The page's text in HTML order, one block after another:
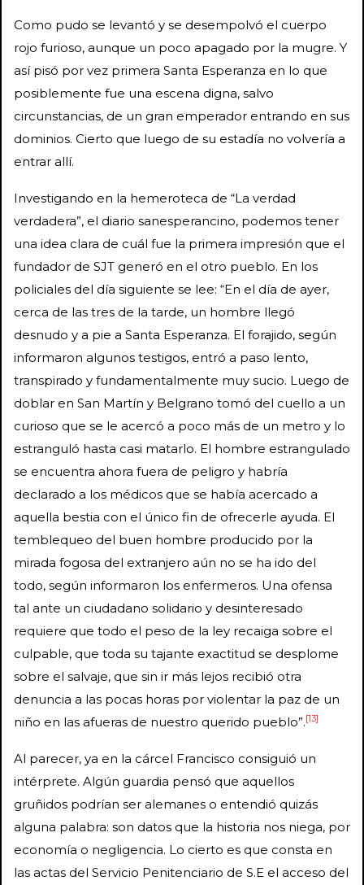
Como pudo se levantó y se desempolvó el cuerpo
rojo furioso, aunque un poco apagado por la mugre. Y
así pisó por vez primera Santa Esperanza en lo que
posiblemente fue una escena digna, salvo
circunstancias, de un gran emperador entrando en sus
dominios. Cierto que luego de su estadía no volvería a
entrar allí.
Investigando en la hemeroteca de “La verdad
verdadera”, el diario sanesperancino, podemos tener
una idea clara de cuál fue la primera impresión que el
fundador de SJT generó en el otro pueblo. En los
policiales del día siguiente se lee: “En el día de ayer,
cerca de las tres de la tarde, un hombre llegó
desnudo y a pie a Santa Esperanza. El forajido, según
informaron algunos testigos, entró a paso lento,
transpirado y fundamentalmente muy sucio. Luego de
doblar en San Martín y Belgrano tomó del cuello a un
curioso que se le acercó a poco más de un metro y lo
estranguló hasta casi matarlo. El hombre estrangulado
se encuentra ahora fuera de peligro y habría
declarado a los médicos que se había acercado a
aquella bestia con el único fin de ofrecerle ayuda. El
temblequeo del buen hombre producido por la
mirada fogosa del extranjero aún no se ha ido del
todo, según informaron los enfermeros. Una ofensa
tal ante un ciudadano solidario y desinteresado
requiere que todo el peso de la ley recaiga sobre el
culpable, que toda su tajante exactitud se desplome
sobre el salvaje, que sin ir más lejos recibió otra
denuncia a las pocas horas por violentar la paz de un
niño en las afueras de nuestro querido pueblo”.[13]
Al parecer, ya en la cárcel Francisco consiguió un
intérprete. Algún guardia pensó que aquellos
gruñidos podrían ser alemanes o entendió quizás
alguna palabra: son datos que la historia nos niega, por
economía o negligencia. Lo cierto es que consta en
las actas del Servicio Penitenciario de S.E el acceso del